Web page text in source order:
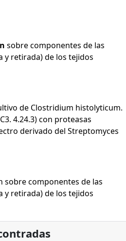
sobre componentes de las
y retirada) de los tejidos
de Clostridium histolyticum.
4.24.3) con proteasas
derivado del Streptomyces
sobre componentes de las
y retirada) de los tejidos